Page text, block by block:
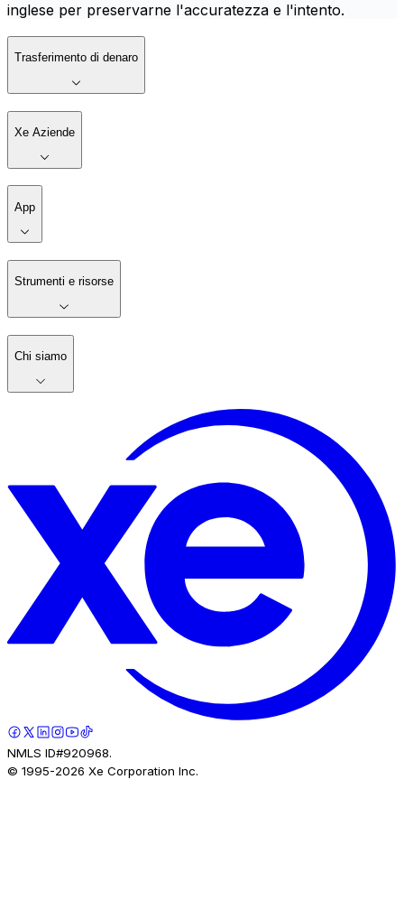
inglese per preservarne l'accuratezza e l'intento.
Trasferimento di denaro
Xe Aziende
App
Strumenti e risorse
Chi siamo
NMLS ID#920968.
© 1995-2026 Xe Corporation Inc.